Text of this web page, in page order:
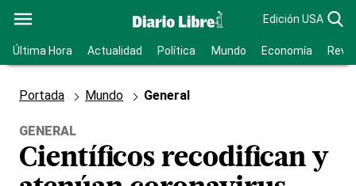
Edición USA
Última Hora Actualidad Política Mundo Economía
Portada Mundo General
GENERAL
Científicos recodifican y